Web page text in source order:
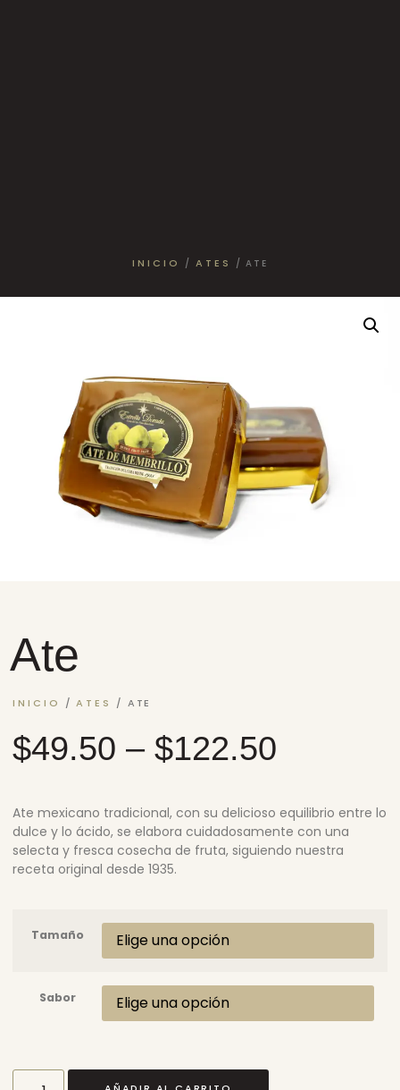
INICIO / ATES / ATE
Ate
INICIO /ATES / ATE
$49.50 – $122.50
Ate mexicano tradicional, con su delicioso equilibrio entre lo
dulce y lo ácido, se elabora cuidadosamente con una
selecta y fresca cosecha de fruta, siguiendo nuestra
receta original desde 1935.
Tamaño
Sabor